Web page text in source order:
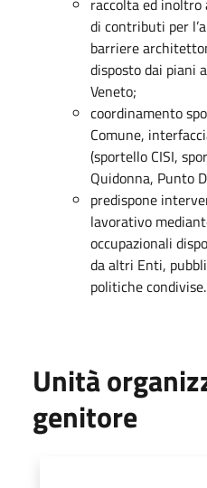
raccolta ed inoltro
di contributi per
barriere
disposto dai piani
Veneto;
coordinamento
Comune,
(sportello CISI,
Quidonna, Punto
predispone
lavorativo
occupazionali
da altri Enti,
politiche condivise.
Unità
genitore